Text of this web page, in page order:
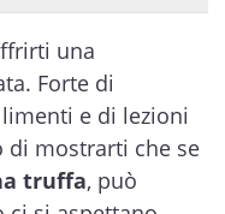
una
Forte di
e di lezioni
di mostrarti che se
truffa, può